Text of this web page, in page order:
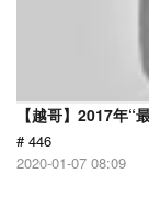
【越哥】2017年“
# 446
2020-01-07 08:09